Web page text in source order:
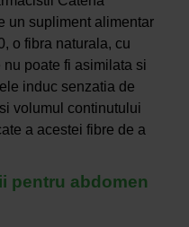
un supliment alimentar
o fibra naturala, cu
poate fi asimilata si
induc senzatia de
volumul continutului
a acestei fibre de a
pentru abdomen